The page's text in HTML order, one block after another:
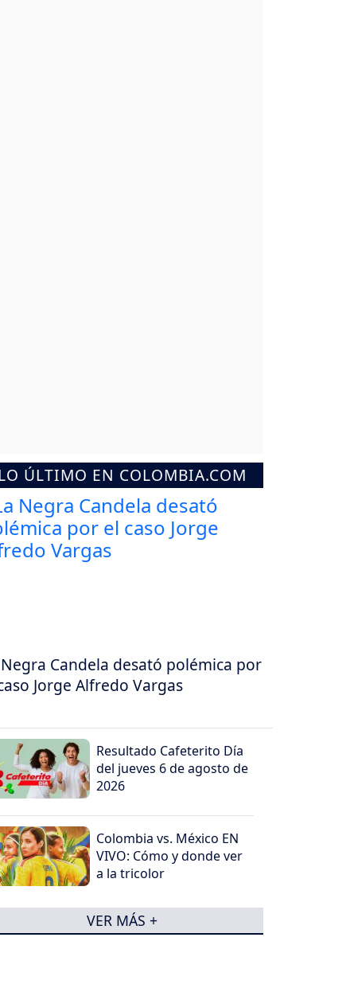
ÚLTIMO EN COLOMBIA.COM
Candela desató polémica por
Jorge Alfredo Vargas
Resultado Cafeterito Día
del jueves 6 de agosto de
2026
Colombia vs. México EN
VIVO: Cómo y donde ver
a la tricolor
VER MÁS +